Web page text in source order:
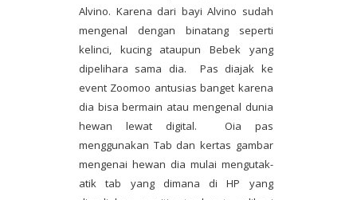
Alvino. Karena dari bayi Alvino sudah
mengenal dengan binatang seperti
kelinci, kucing ataupun Bebek yang
dipelihara sama dia. Pas diajak ke
event Zoomoo antusias banget karena
dia bisa bermain atau mengenal dunia
hewan lewat digital. Oia pas
menggunakan Tab dan kertas gambar
mengenai hewan dia mulai mengutak-
atik tab yang dimana di HP yang